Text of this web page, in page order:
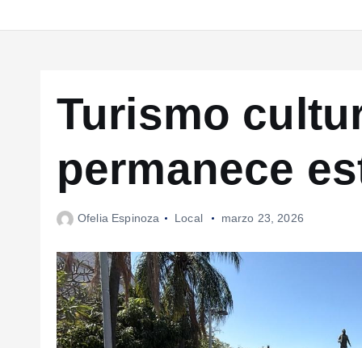
Turismo
permanece
Ofelia Espinoza Local marzo 23, 2026